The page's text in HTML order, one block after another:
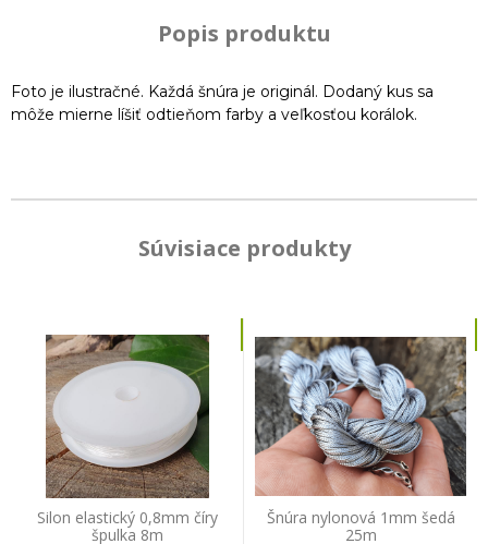
Popis produktu
Foto je ilustračné. Každá šnúra je originál. Dodaný kus sa
môže mierne líšiť odtieňom farby a veľkosťou korálok.
Súvisiace produkty
Silon elastický 0,8mm číry
špulka 8m
Šnúra nylonová 1mm šedá
25m